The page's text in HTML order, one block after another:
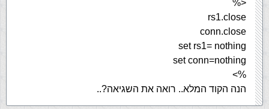
<%
rs1.close
conn.close
set rs1= nothing
set conn=nothing
%>
הנה הקוד המלא.. רואה את השגיאה?..